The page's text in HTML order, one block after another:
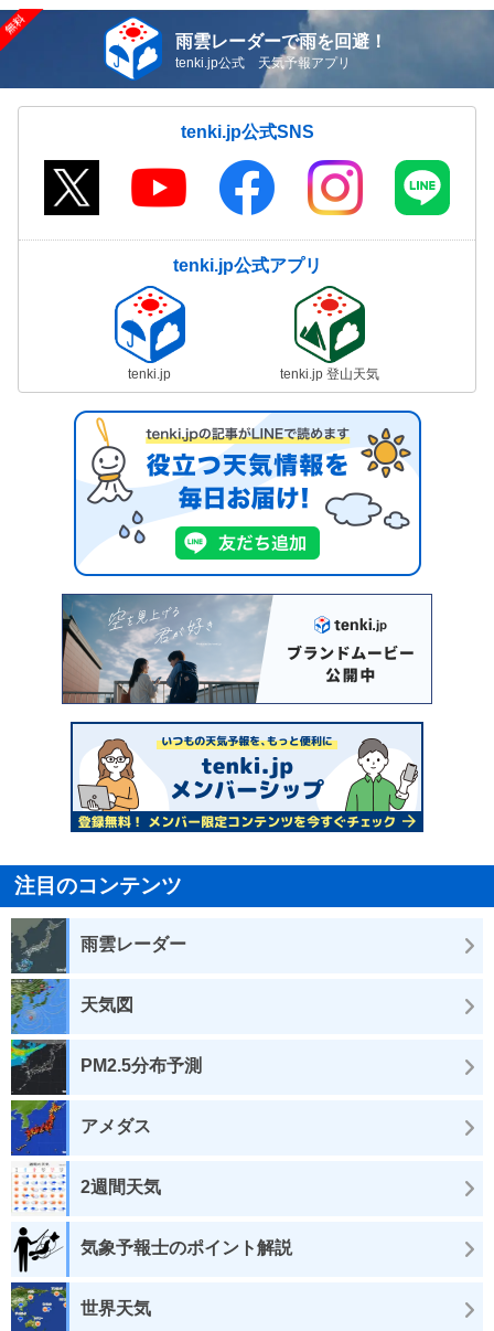
雨雲レーダーで雨を回避！
tenki.jp公式 天気予報アプリ
tenki.jp公式SNS
tenki.jp公式アプリ
tenki.jp tenki.jp 登山天気
注目のコンテンツ
雨雲レーダー
天気図
PM2.5分布予測
アメダス
2週間天気
気象予報士のポイント解説
世界天気